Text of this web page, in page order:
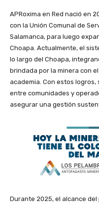
APRoxima en Red nació en
con la Unión Comunal de
Salamanca, para luego
Choapa. Actualmente, el
lo largo del Choapa,
brindada por la minera con
academia. Con estos
entre comunidades y
asegurar una gestión
Durante 2025, el alcance